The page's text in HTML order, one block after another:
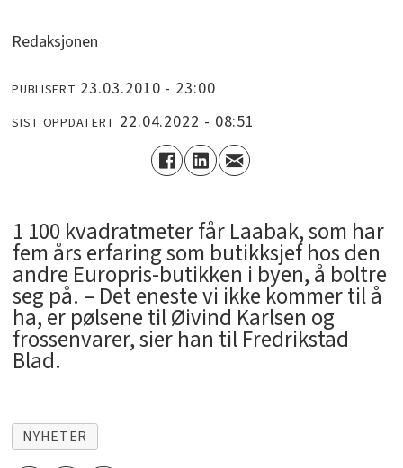
Redaksjonen
PUBLISERT 23.03.2010 - 23:00
SIST OPPDATERT 22.04.2022 - 08:51
1 100 kvadratmeter får Laabak, som har
fem års erfaring som butikksjef hos den
andre Europris-butikken i byen, å boltre
seg på. – Det eneste vi ikke kommer til å
ha, er pølsene til Øivind Karlsen og
frossenvarer, sier han til Fredrikstad
Blad.
NYHETER